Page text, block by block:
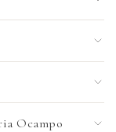
y diseño
humano.
se formaliza a
en los
Ocampo